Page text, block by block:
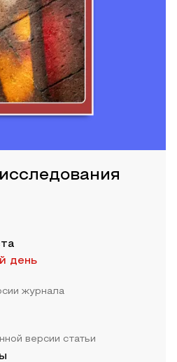
день
журнала
версии статьи